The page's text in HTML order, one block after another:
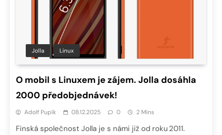
Jolla Linux
O mobil s Linuxem je zájem. Jolla dosáhla
2000 předobjednávek!
Adolf Pupík 08.12.2025 0 2 Mins
Finská společnost Jolla je s námi již od roku 2011.